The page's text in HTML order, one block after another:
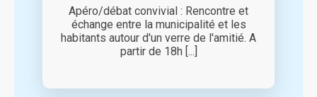
Apéro/débat convivial : Rencontre et
échange entre la municipalité et les
habitants autour d'un verre de l'amitié. A
partir de 18h [...]